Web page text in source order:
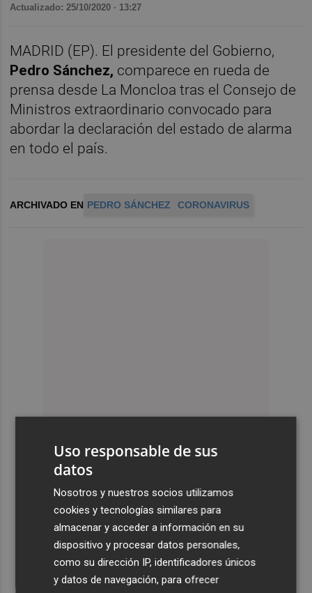
Actualizado: 25/10/2020 · 13:27
MADRID (EP). El presidente del Gobierno,
Pedro Sánchez, comparece en rueda de
prensa desde La Moncloa tras el Consejo de
Ministros extraordinario convocado para
abordar la declaración del estado de alarma
en todo el país.
ARCHIVADO EN PEDRO SÁNCHEZ CORONAVIRUS
Uso responsable de sus
datos
Nosotros y nuestros socios utilizamos
cookies y tecnologías similares para
almacenar y acceder a información en su
dispositivo y procesar datos personales,
como su dirección IP, identificadores únicos
y datos de navegación, para ofrecer